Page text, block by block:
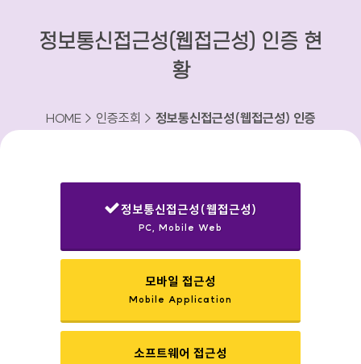
정보통신접근성(웹접근성) 인증 현
황
HOME > 인증조회 > 정보통신접근성(웹접근성) 인증
정보통신접근성(웹접근성)
PC, Mobile Web
모바일 접근성
Mobile Application
소프트웨어 접근성